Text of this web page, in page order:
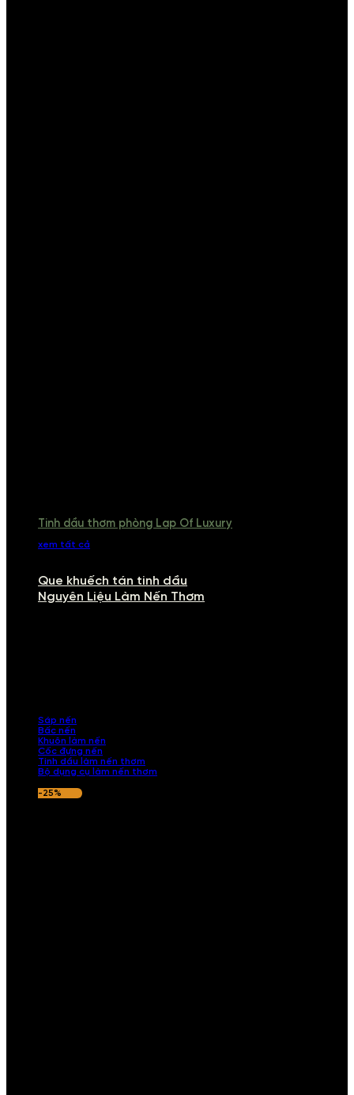
Tinh dầu thơm phòng Lap Of Luxury
xem tất cả
Que khuếch tán tinh dầu
Nguyên Liệu Làm Nến Thơm
Sáp nến
Bấc nến
Khuôn làm nến
Cốc đựng nến
Tinh dầu làm nến thơm
Bộ dụng cụ làm nến thơm
-25%